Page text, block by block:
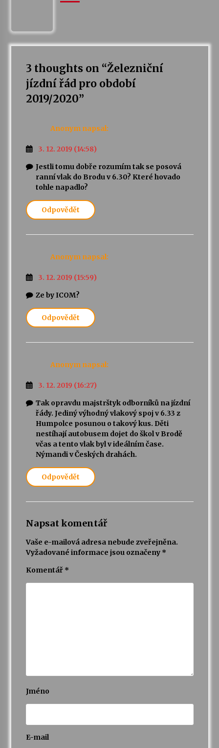
Za kulturou kousek za Humpolec. V Želivě ožije
13. 7. 2026
3. 7. 2026
30. 6. 2026
3 thoughts on “Železniční
jízdní řád pro období
2019/2020”
Anonym napsal:
3. 12. 2019 (14:58)
Jestli tomu dobře rozumím tak se posová
ranní vlak do Brodu v 6.30? Které hovado
tohle napadlo?
Odpovědět
Anonym napsal:
3. 12. 2019 (15:59)
Ze by ICOM?
Odpovědět
Anonym napsal:
3. 12. 2019 (16:27)
Tak opravdu majstrštyk odborníků na jízdní
řády. Jediný výhodný vlakový spoj v 6.33 z
Humpolce posunou o takový kus. Děti
nestíhají autobusem dojet do škol v Brodě
včas a tento vlak byl v ideálním čase.
Nýmandi v Českých drahách.
Odpovědět
Napsat komentář
Vaše e-mailová adresa nebude zveřejněna.
Vyžadované informace jsou označeny *
Komentář *
Jméno
E-mail